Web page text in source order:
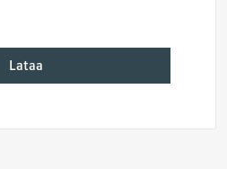
Lataa